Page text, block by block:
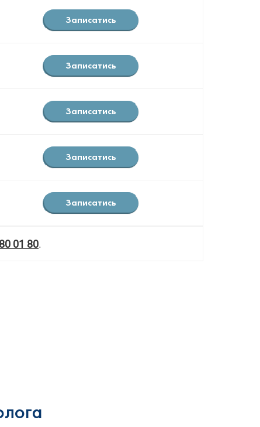
Записатись
Записатись
Записатись
Записатись
Записатись
01 80.